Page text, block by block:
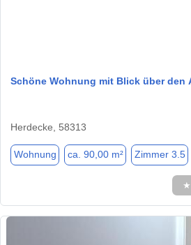
Schöne Wohnung mit Blick über den
Herdecke, 58313
Wohnung ca. 90,00 m² Zimmer 3.5
★